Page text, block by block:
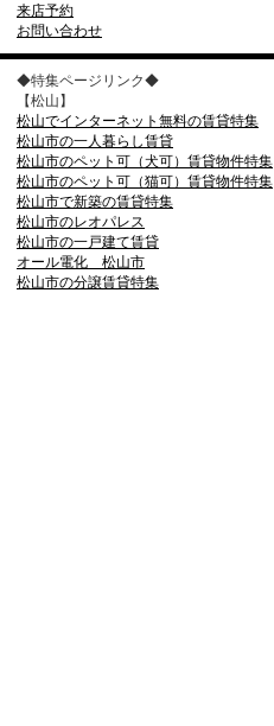
来店予約
お問い合わせ
◆特集ページリンク◆
【松山】
松山でインターネット無料の賃貸特集
松山市の一人暮らし賃貸
松山市のペット可（犬可）賃貸物件特集
松山市のペット可（猫可）賃貸物件特集
松山市で新築の賃貸特集
松山市のレオパレス
松山市の一戸建て賃貸
オール電化 松山市
松山市の分譲賃貸特集